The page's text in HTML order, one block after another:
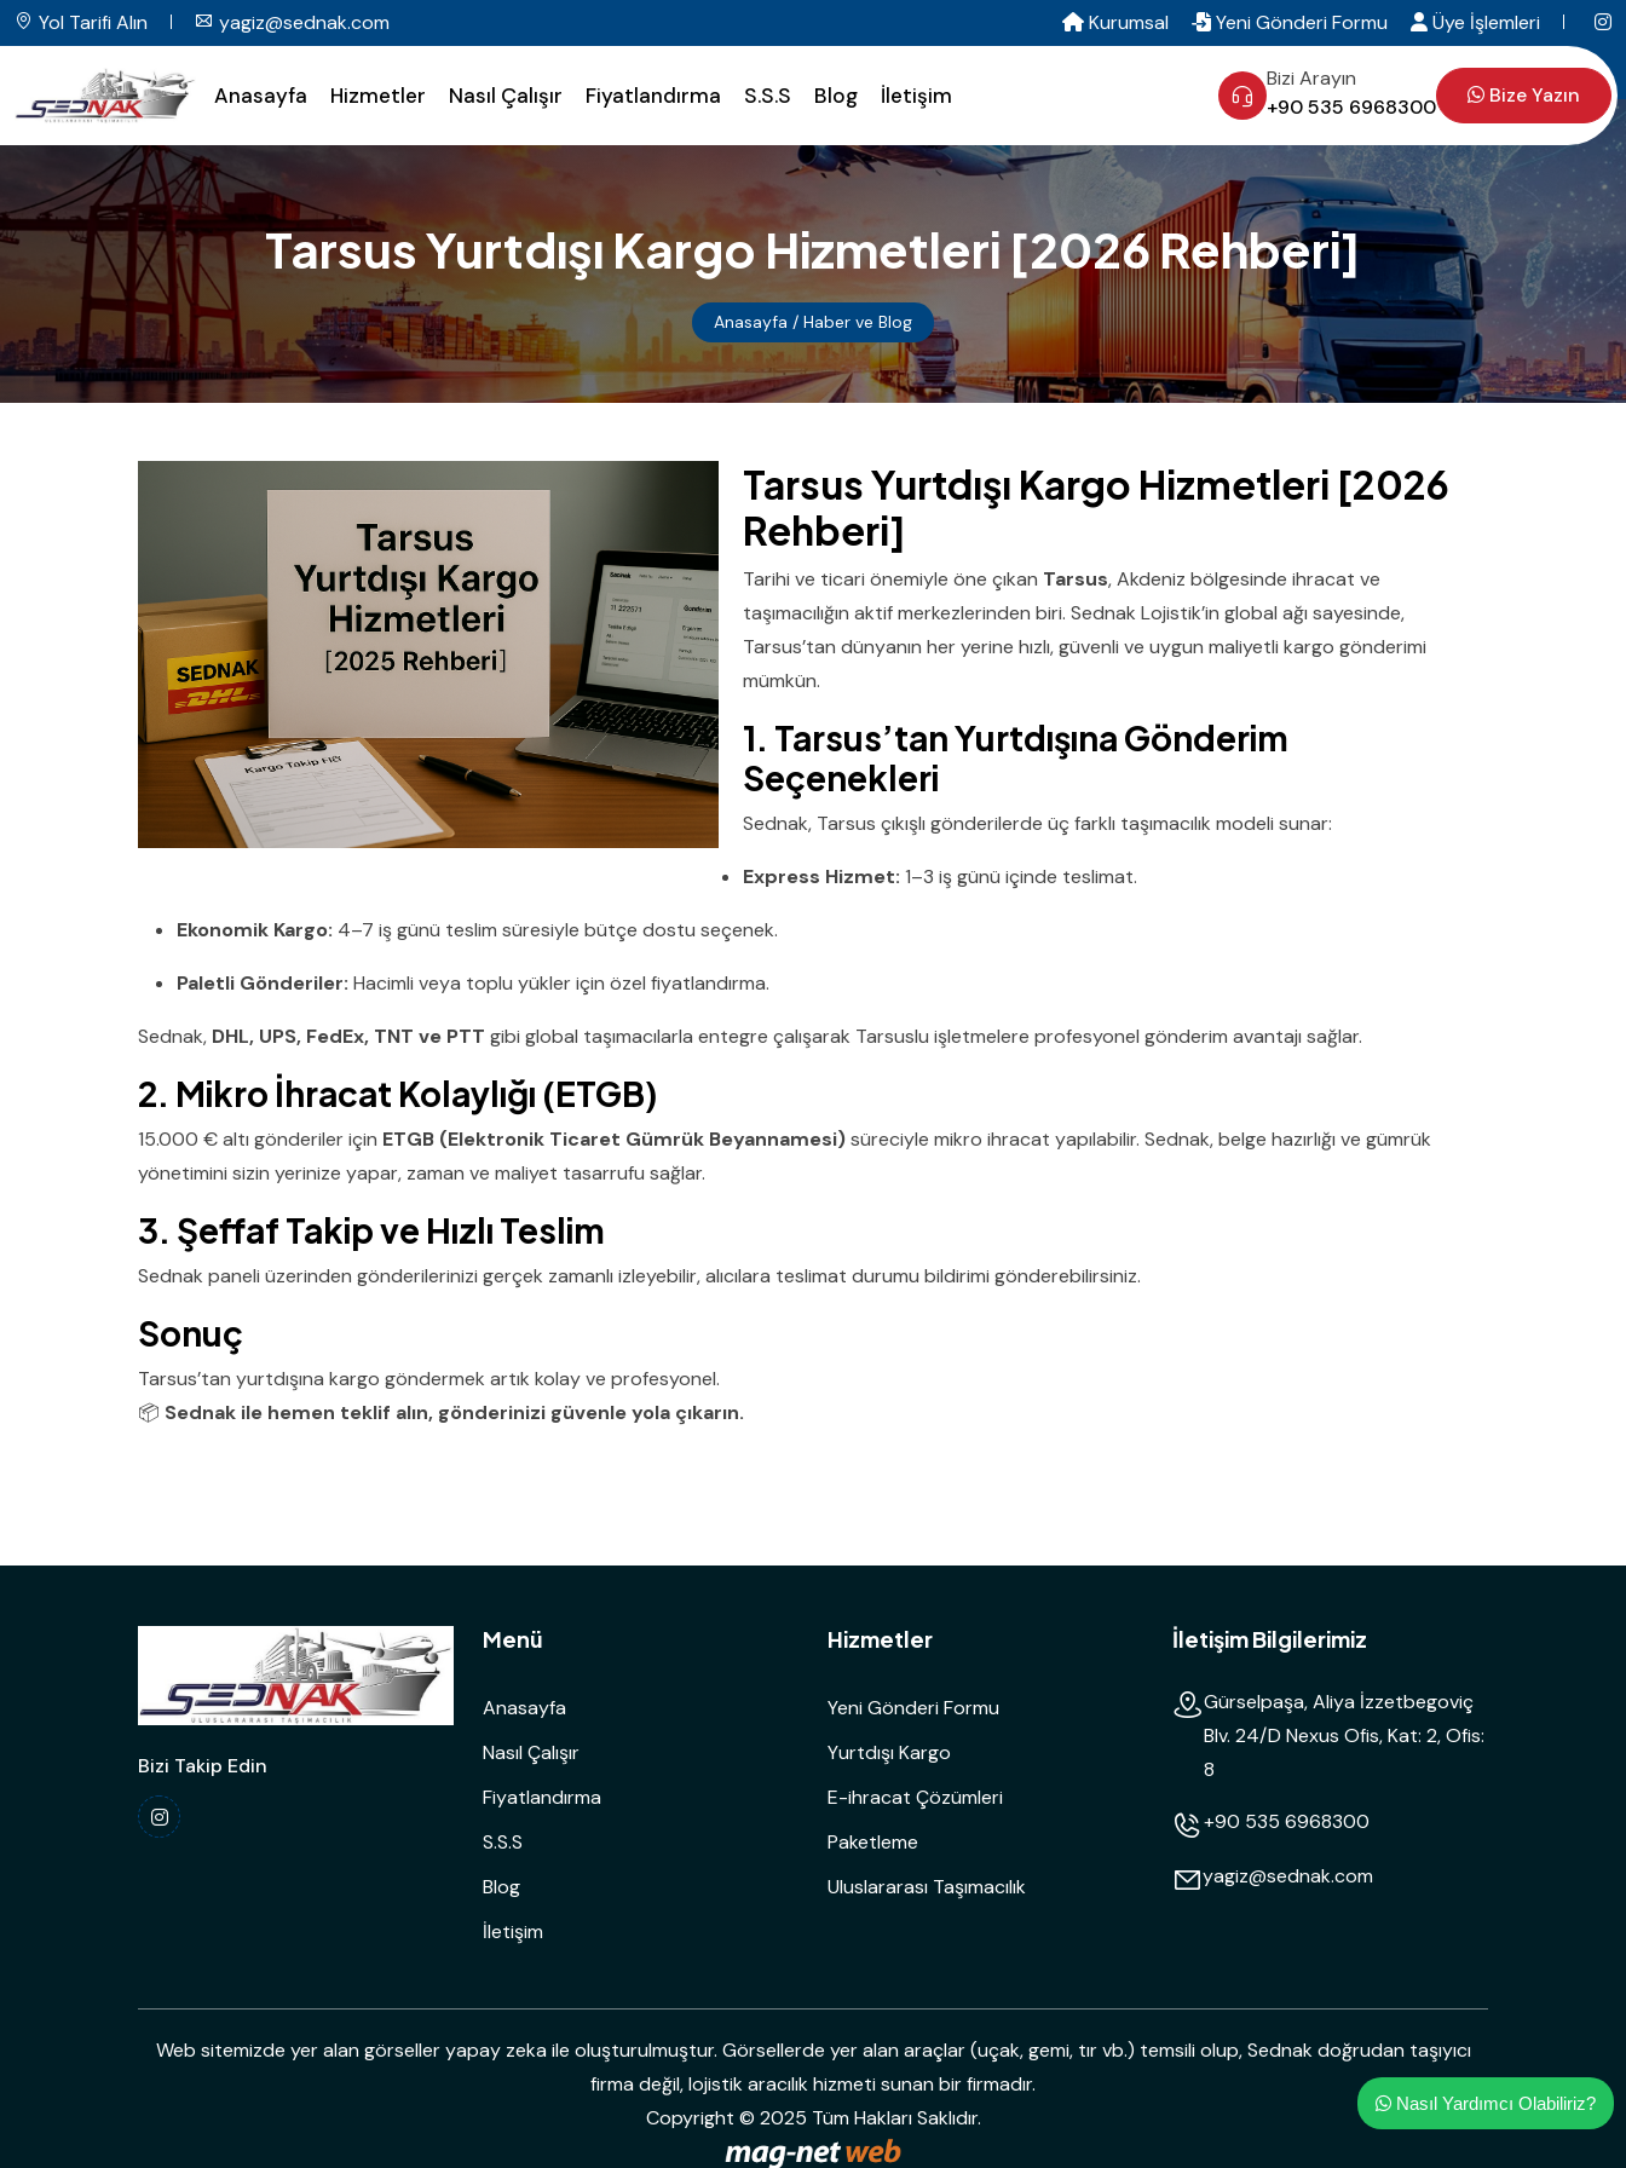
Yol Tarifi Alın yagiz@sednak.com Kurumsal Yeni Gönderi Formu Üye İşlemleri
Anasayfa Hizmetler Nasıl Çalışır Fiyatlandırma S.S.S Blog İletişim
Bizi Arayın
+90 535 6968300
Bize Yazın
Tarsus Yurtdışı Kargo Hizmetleri [2026 Rehberi]
Anasayfa / Haber ve Blog
Tarsus Yurtdışı Kargo Hizmetleri [2026
Rehberi]
Tarihi ve ticari önemiyle öne çıkan Tarsus, Akdeniz bölgesinde ihracat ve
taşımacılığın aktif merkezlerinden biri. Sednak Lojistik’in global ağı sayesinde,
Tarsus’tan dünyanın her yerine hızlı, güvenli ve uygun maliyetli kargo gönderimi
mümkün.
1. Tarsus’tan Yurtdışına Gönderim
Seçenekleri
Sednak, Tarsus çıkışlı gönderilerde üç farklı taşımacılık modeli sunar:
Express Hizmet: 1–3 iş günü içinde teslimat.
Ekonomik Kargo: 4–7 iş günü teslim süresiyle bütçe dostu seçenek.
Paletli Gönderiler: Hacimli veya toplu yükler için özel fiyatlandırma.
Sednak, DHL, UPS, FedEx, TNT ve PTT gibi global taşımacılarla entegre çalışarak Tarsuslu işletmelere profesyonel gönderim avantajı sağlar.
2. Mikro İhracat Kolaylığı (ETGB)
15.000 € altı gönderiler için ETGB (Elektronik Ticaret Gümrük Beyannamesi)süreciyle mikro ihracat yapılabilir. Sednak, belge hazırlığı ve gümrük
yönetimini sizin yerinize yapar, zaman ve maliyet tasarrufu sağlar.
3. Şeffaf Takip ve Hızlı Teslim
Sednak paneli üzerinden gönderilerinizi gerçek zamanlı izleyebilir, alıcılara teslimat durumu bildirimi gönderebilirsiniz.
Sonuç
Tarsus’tan yurtdışına kargo göndermek artık kolay ve profesyonel.
📦 Sednak ile hemen teklif alın, gönderinizi güvenle yola çıkarın.
Bizi Takip Edin
Menü
Anasayfa
Nasıl Çalışır
Fiyatlandırma
S.S.S
Blog
İletişim
Hizmetler
Yeni Gönderi Formu
Yurtdışı Kargo
E-ihracat Çözümleri
Paketleme
Uluslararası Taşımacılık
İletişim Bilgilerimiz
Gürselpaşa, Aliya İzzetbegoviç
Blv. 24/D Nexus Ofis, Kat: 2, Ofis:
8
+90 535 6968300
yagiz@sednak.com
Web sitemizde yer alan görseller yapay zeka ile oluşturulmuştur. Görsellerde yer alan araçlar (uçak, gemi, tır vb.) temsili olup, Sednak doğrudan taşıyıcı
firma değil, lojistik aracılık hizmeti sunan bir firmadır.
Copyright © 2025 Tüm Hakları Saklıdır.
Nasıl Yardımcı Olabiliriz?